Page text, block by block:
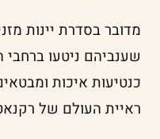
מדובר בסדרת יינות
שענביהם ניטעו
כנטיעות איכות
ראיית העולם של